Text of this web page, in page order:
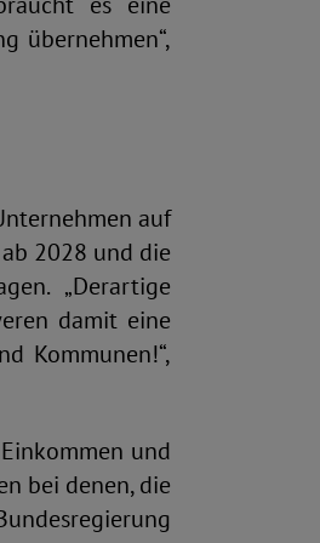
übernehmen“,
auf
2028 und die
„Derartige
damit eine
Kommunen!“,
und
bei denen, die